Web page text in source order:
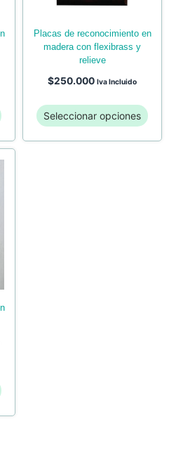
placas de reconocimiento en
madera con flexibrass y
relieve
$250.000 Iva Incluido
Seleccionar opciones